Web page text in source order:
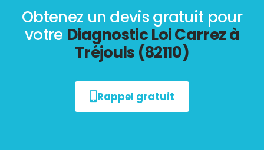
Obtenez un devis gratuit pour
votre Diagnostic Loi Carrez à
Tréjouls (82110)
Rappel gratuit